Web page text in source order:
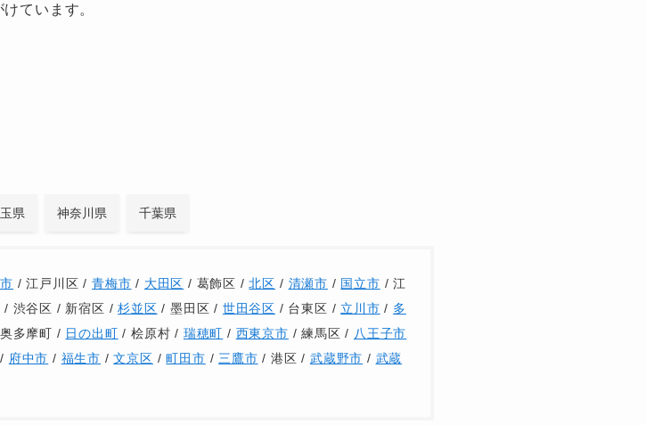
ています。
県 神奈川県 千葉県
/ 江戸川区 /青梅市 / 大田区 / 葛飾区 /北区 / 清瀬市 / 国立市 / 江
/ 渋谷区 / 新宿区 /杉並区 / 墨田区 / 世田谷区 / 台東区 / 立川市 / 多
多摩町 / 日の出町 / 桧原村 / 瑞穂町 / 西東京市 / 練馬区 / 八王子市
/ 府中市 / 福生市 /文京区 /町田市 / 三鷹市 / 港区 / 武蔵野市 / 武蔵